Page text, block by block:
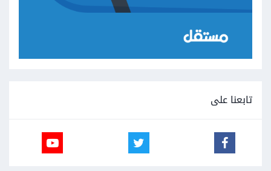
تابعنا على